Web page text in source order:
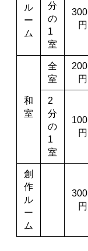
ル
ー
ム
分
の
1
室
300
円
和
室
全
室
200
円
2
分
の
1
室
100
円
創
作
ル
ー
ム
300
円